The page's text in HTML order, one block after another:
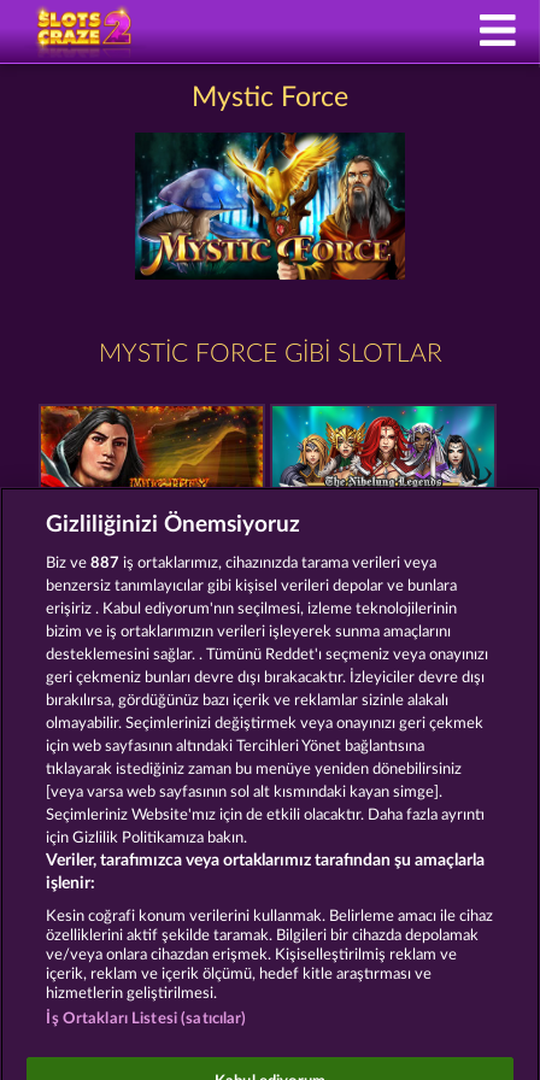
Mystic Force
MYSTIC FORCE GIBI SLOTLAR
THE GRIFFIN CREATURES OF THE NIGHT
Hüküm ve Koşullar Gizlilik Beyanı Künye
Şirket SSS Facebook
İptal talebini gönder
Sosyal casino oyunları sadece eğlence amaçlıdır ve
Gizliliğinizi Önemsiyoruz
Biz ve887 iş ortaklarımız, cihazınızda tarama verileri veya
benzersiz tanımlayıcılar gibi kişisel verileri depolar ve bunlara
erişiriz . Kabul ediyorum'nın seçilmesi, izleme teknolojilerinin
bizim ve iş ortaklarımızın verileri işleyerek sunma amaçlarını
desteklemesini sağlar. . Tümünü Reddet'ı seçmeniz veya onayınızı
geri çekmeniz bunları devre dışı bırakacaktır. İzleyiciler devre dışı
bırakılırsa, gördüğünüz bazı içerik ve reklamlar sizinle alakalı
olmayabilir. Seçimlerinizi değiştirmek veya onayınızı geri çekmek
için web sayfasının altındaki Tercihleri Yönet bağlantısına
tıklayarak istediğiniz zaman bu menüye yeniden dönebilirsiniz
[veya varsa web sayfasının sol alt kısmındaki kayan simge].
Seçimleriniz Website'mız için de etkili olacaktır. Daha fazla ayrıntı
için Gizlilik Politikamıza bakın.
Veriler, tarafımızca veya ortaklarımız tarafından şu amaçlarla
işlenir:
Kesin coğrafi konum verilerini kullanmak. Belirleme amacı ile cihaz
özelliklerini aktif şekilde taramak. Bilgileri bir cihazda depolamak
ve/veya onlara cihazdan erişmek. Kişiselleştirilmiş reklam ve
içerik, reklam ve içerik ölçümü, hedef kitle araştırması ve
hizmetlerin geliştirilmesi.
İş Ortakları Listesi (satıcılar)